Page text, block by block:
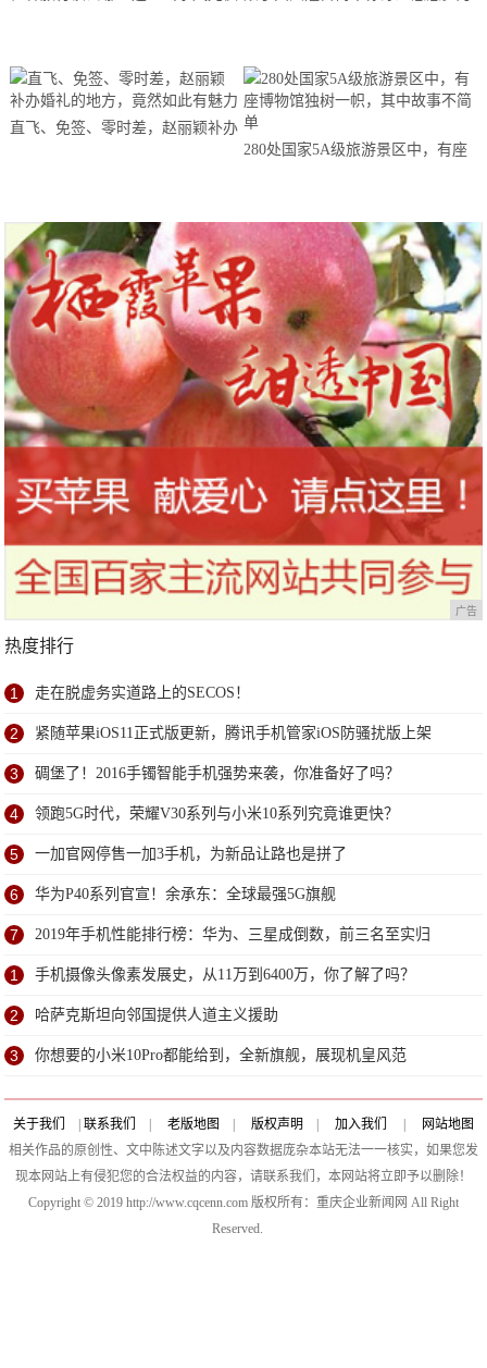
直飞、免签、零时差，赵丽颖补办
280处国家5A级旅游景区中，有座
广告
热度排行
1 走在脱虚务实道路上的SECOS！
2 紧随苹果iOS11正式版更新，腾讯手机管家iOS防骚扰版上架
3 碉堡了！2016手镯智能手机强势来袭，你准备好了吗？
4 领跑5G时代，荣耀V30系列与小米10系列究竟谁更快？
5 一加官网停售一加3手机，为新品让路也是拼了
6 华为P40系列官宣！余承东：全球最强5G旗舰
7 2019年手机性能排行榜：华为、三星成倒数，前三名至实归
1 手机摄像头像素发展史，从11万到6400万，你了解了吗？
2 哈萨克斯坦向邻国提供人道主义援助
3 你想要的小米10Pro都能给到，全新旗舰，展现机皇风范
关于我们 联系我们 老版地图 版权声明 加入我们
网站地图
相关作品的原创性、文中陈述文字以及内容数据庞杂本站无法一一核实，如果您发
现本网站上有侵犯您的合法权益的内容，请联系我们，本网站将立即予以删除！
Copyright © 2019 http://www.cqcenn.com 版权所有：重庆企业新闻网 All Right
Reserved.